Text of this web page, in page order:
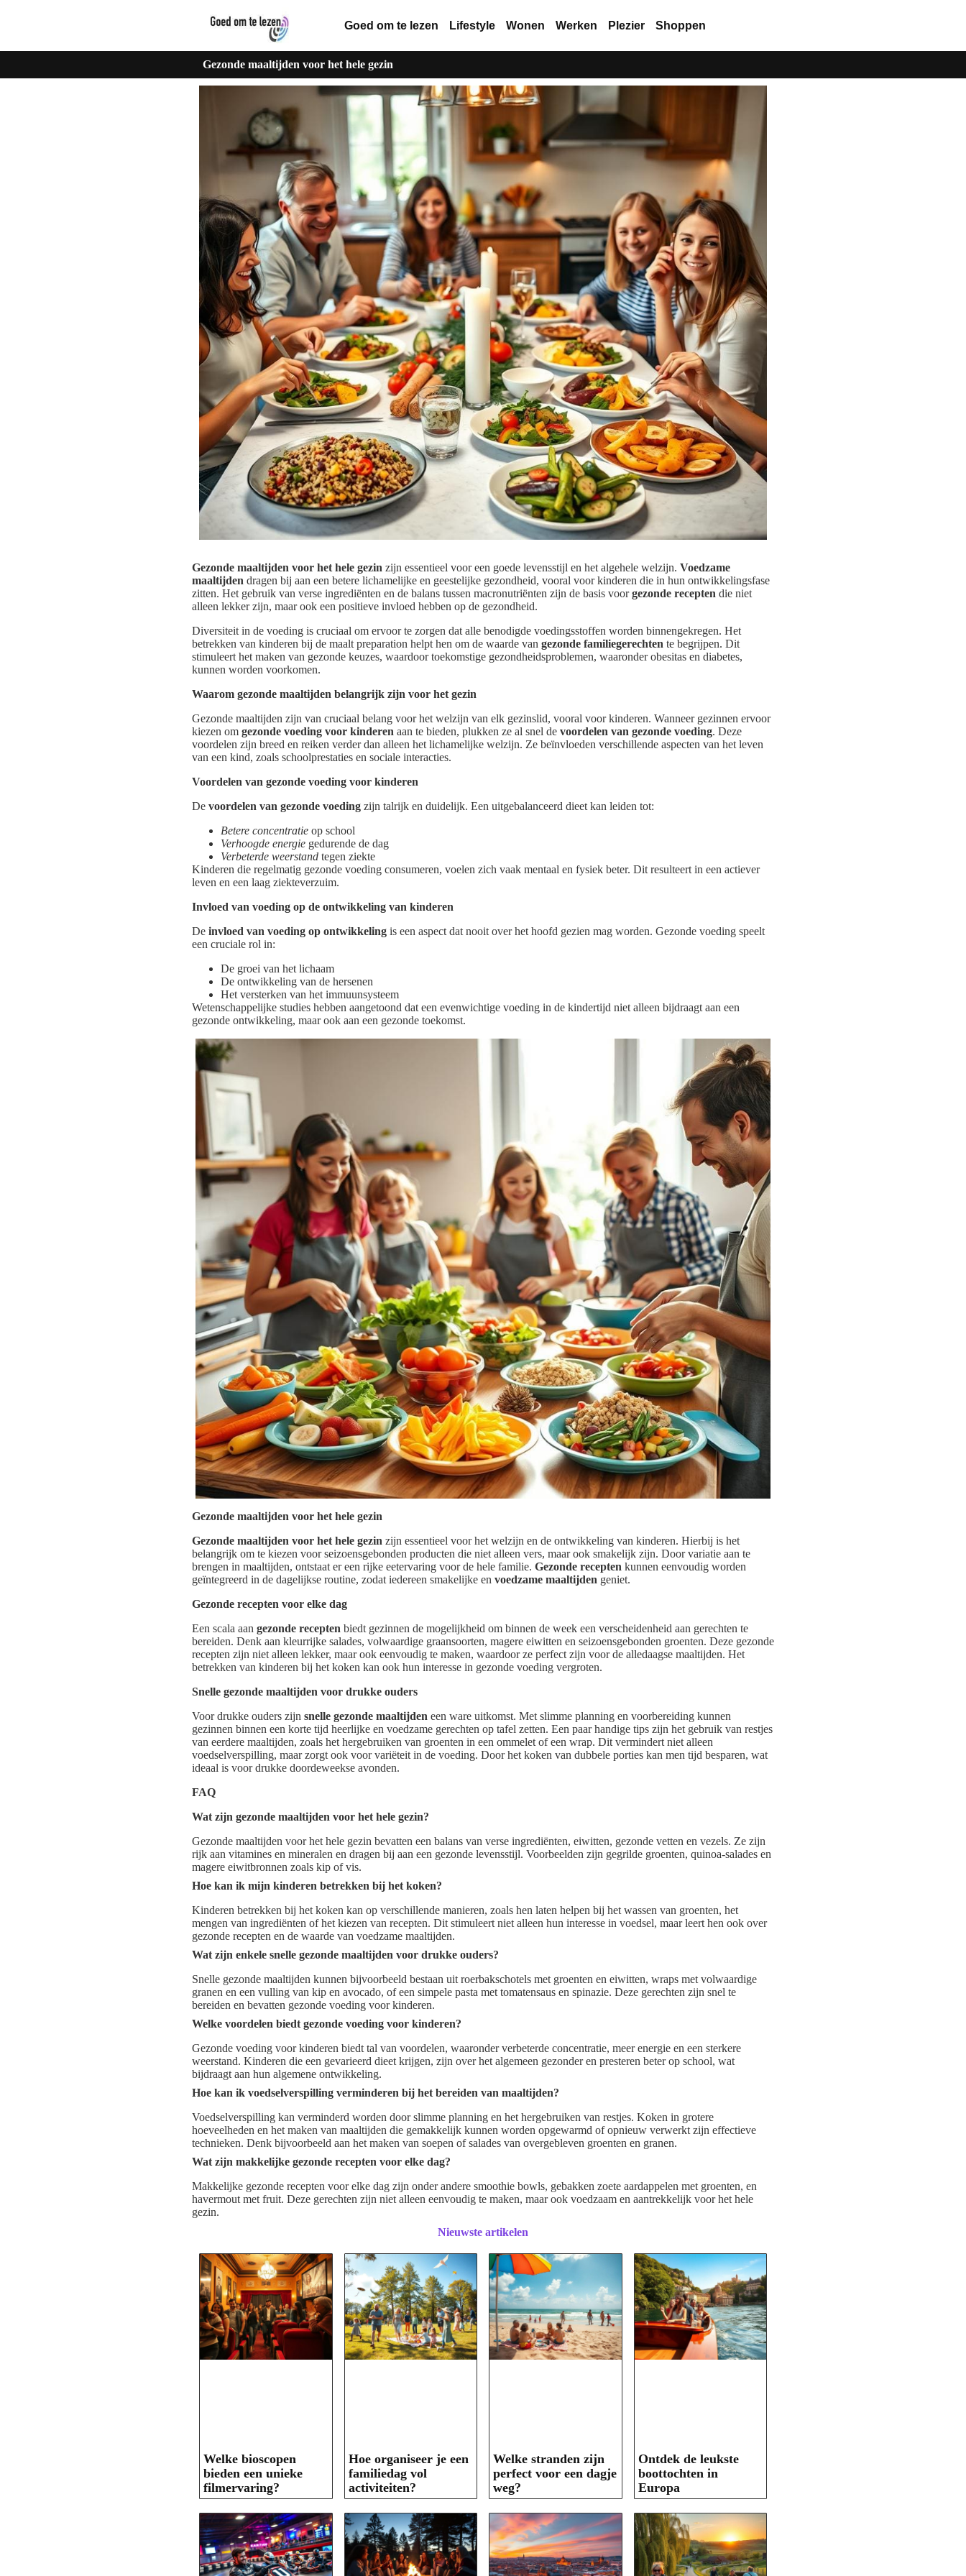
Goed om te lezen Lifestyle Wonen Werken Plezier Shoppen
Gezonde maaltijden voor het hele gezin
Gezonde maaltijden voor het hele gezin zijn essentieel voor een goede levensstijl en het algehele welzijn. Voedzame
maaltijden dragen bij aan een betere lichamelijke en geestelijke gezondheid, vooral voor kinderen die in hun ontwikkelingsfase
zitten. Het gebruik van verse ingrediënten en de balans tussen macronutriënten zijn de basis voorgezonde recepten die niet
alleen lekker zijn, maar ook een positieve invloed hebben op de gezondheid.
Diversiteit in de voeding is cruciaal om ervoor te zorgen dat alle benodigde voedingsstoffen worden binnengekregen. Het
betrekken van kinderen bij de maalt preparation helpt hen om de waarde van gezonde familiegerechten te begrijpen. Dit
stimuleert het maken van gezonde keuzes, waardoor toekomstige gezondheidsproblemen, waaronder obesitas en diabetes,
kunnen worden voorkomen.
Waarom gezonde maaltijden belangrijk zijn voor het gezin
Gezonde maaltijden zijn van cruciaal belang voor het welzijn van elk gezinslid, vooral voor kinderen. Wanneer gezinnen ervoor
kiezen om gezonde voeding voor kinderen aan te bieden, plukken ze al snel de voordelen van gezonde voeding. Deze
voordelen zijn breed en reiken verder dan alleen het lichamelijke welzijn. Ze beïnvloeden verschillende aspecten van het leven
van een kind, zoals schoolprestaties en sociale interacties.
Voordelen van gezonde voeding voor kinderen
De voordelen van gezonde voeding zijn talrijk en duidelijk. Een uitgebalanceerd dieet kan leiden tot:
Betere concentratie op school
Verhoogde energie gedurende de dag
Verbeterde weerstand tegen ziekte
Kinderen die regelmatig gezonde voeding consumeren, voelen zich vaak mentaal en fysiek beter. Dit resulteert in een actiever
leven en een laag ziekteverzuim.
Invloed van voeding op de ontwikkeling van kinderen
De invloed van voeding op ontwikkeling is een aspect dat nooit over het hoofd gezien mag worden. Gezonde voeding speelt
een cruciale rol in:
De groei van het lichaam
De ontwikkeling van de hersenen
Het versterken van het immuunsysteem
Wetenschappelijke studies hebben aangetoond dat een evenwichtige voeding in de kindertijd niet alleen bijdraagt aan een
gezonde ontwikkeling, maar ook aan een gezonde toekomst.
Gezonde maaltijden voor het hele gezin
Gezonde maaltijden voor het hele gezin zijn essentieel voor het welzijn en de ontwikkeling van kinderen. Hierbij is het
belangrijk om te kiezen voor seizoensgebonden producten die niet alleen vers, maar ook smakelijk zijn. Door variatie aan te
brengen in maaltijden, ontstaat er een rijke eetervaring voor de hele familie. Gezonde recepten kunnen eenvoudig worden
geïntegreerd in de dagelijkse routine, zodat iedereen smakelijke en voedzame maaltijden geniet.
Gezonde recepten voor elke dag
Een scala aan gezonde recepten biedt gezinnen de mogelijkheid om binnen de week een verscheidenheid aan gerechten te
bereiden. Denk aan kleurrijke salades, volwaardige graansoorten, magere eiwitten en seizoensgebonden groenten. Deze gezonde
recepten zijn niet alleen lekker, maar ook eenvoudig te maken, waardoor ze perfect zijn voor de alledaagse maaltijden. Het
betrekken van kinderen bij het koken kan ook hun interesse in gezonde voeding vergroten.
Snelle gezonde maaltijden voor drukke ouders
Voor drukke ouders zijn snelle gezonde maaltijden een ware uitkomst. Met slimme planning en voorbereiding kunnen
gezinnen binnen een korte tijd heerlijke en voedzame gerechten op tafel zetten. Een paar handige tips zijn het gebruik van restjes
van eerdere maaltijden, zoals het hergebruiken van groenten in een ommelet of een wrap. Dit vermindert niet alleen
voedselverspilling, maar zorgt ook voor variëteit in de voeding. Door het koken van dubbele porties kan men tijd besparen, wat
ideaal is voor drukke doordeweekse avonden.
FAQ
Wat zijn gezonde maaltijden voor het hele gezin?
Gezonde maaltijden voor het hele gezin bevatten een balans van verse ingrediënten, eiwitten, gezonde vetten en vezels. Ze zijn
rijk aan vitamines en mineralen en dragen bij aan een gezonde levensstijl. Voorbeelden zijn gegrilde groenten, quinoa-salades en
magere eiwitbronnen zoals kip of vis.
Hoe kan ik mijn kinderen betrekken bij het koken?
Kinderen betrekken bij het koken kan op verschillende manieren, zoals hen laten helpen bij het wassen van groenten, het
mengen van ingrediënten of het kiezen van recepten. Dit stimuleert niet alleen hun interesse in voedsel, maar leert hen ook over
gezonde recepten en de waarde van voedzame maaltijden.
Wat zijn enkele snelle gezonde maaltijden voor drukke ouders?
Snelle gezonde maaltijden kunnen bijvoorbeeld bestaan uit roerbakschotels met groenten en eiwitten, wraps met volwaardige
granen en een vulling van kip en avocado, of een simpele pasta met tomatensaus en spinazie. Deze gerechten zijn snel te
bereiden en bevatten gezonde voeding voor kinderen.
Welke voordelen biedt gezonde voeding voor kinderen?
Gezonde voeding voor kinderen biedt tal van voordelen, waaronder verbeterde concentratie, meer energie en een sterkere
weerstand. Kinderen die een gevarieerd dieet krijgen, zijn over het algemeen gezonder en presteren beter op school, wat
bijdraagt aan hun algemene ontwikkeling.
Hoe kan ik voedselverspilling verminderen bij het bereiden van maaltijden?
Voedselverspilling kan verminderd worden door slimme planning en het hergebruiken van restjes. Koken in grotere
hoeveelheden en het maken van maaltijden die gemakkelijk kunnen worden opgewarmd of opnieuw verwerkt zijn effectieve
technieken. Denk bijvoorbeeld aan het maken van soepen of salades van overgebleven groenten en granen.
Wat zijn makkelijke gezonde recepten voor elke dag?
Makkelijke gezonde recepten voor elke dag zijn onder andere smoothie bowls, gebakken zoete aardappelen met groenten, en
havermout met fruit. Deze gerechten zijn niet alleen eenvoudig te maken, maar ook voedzaam en aantrekkelijk voor het hele
gezin.
Nieuwste artikelen
Welke bioscopen
bieden een unieke
filmervaring?
Hoe organiseer je een
familiedag vol
activiteiten?
Welke stranden zijn
perfect voor een dagje
weg?
Ontdek de leukste
boottochten in
Europa